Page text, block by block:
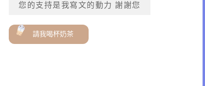
您的支持是我寫文的動力 謝謝您
請我喝杯奶茶